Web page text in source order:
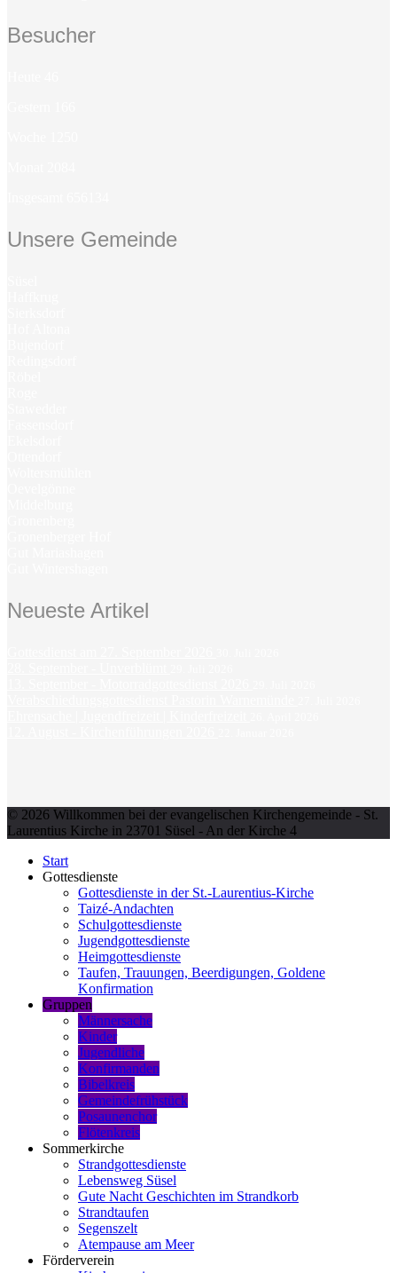
Besucher
Unsere Gemeinde
Neueste Artikel
© 2026 Willkommen bei der evangelischen Kirchengemeinde - St.
Laurentius Kirche in 23701 Süsel - An der Kirche 4
Start
Gottesdienste
Gottesdienste in der St.-Laurentius-Kirche
Taizé-Andachten
Schulgottesdienste
Jugendgottesdienste
Heimgottesdienste
Taufen, Trauungen, Beerdigungen, Goldene
Konfirmation
Gruppen
Männersache
Kinder
Jugendliche
Konfirmanden
Bibelkreis
Gemeindefrühstück
Posaunenchor
Flötenkreis
Sommerkirche
Strandgottesdienste
Lebensweg Süsel
Gute Nacht Geschichten im Strandkorb
Strandtaufen
Segenszelt
Atempause am Meer
Förderverein